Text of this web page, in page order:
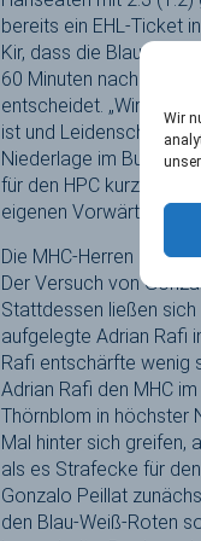
Wir
bereits ein EHL-Ticket
Kir, dass die Blau-
60 Minuten nach
entscheidet. „Wir
ist und Leidenschaft
Niederlage im
für den HPC kurz vor
eigenen
Die MHC-Herren
Der Versuch von
Stattdessen ließen
aufgelegte Adrian Rafi
Rafi entschärfte wenig
Adrian Rafi den MHC
Thörnblom in höchster
Mal hinter sich greifen,
als es Strafecke für
Gonzalo Peillat
den Blau-Weiß-Roten